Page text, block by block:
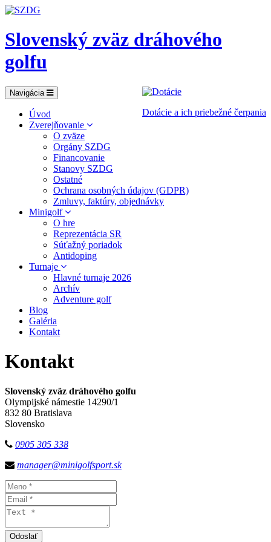
Slovenský zväz dráhového
golfu
Dotácie a ich priebežné čerpania
Navigácia
Úvod
Zverejňovanie
O zväze
Orgány SZDG
Financovanie
Stanovy SZDG
Ostatné
Ochrana osobných údajov (GDPR)
Zmluvy, faktúry, objednávky
Minigolf
O hre
Reprezentácia SR
Súťažný poriadok
Antidoping
Turnaje
Hlavné turnaje 2026
Archív
Adventure golf
Blog
Galéria
Kontakt
Kontakt
Slovenský zväz dráhového golfu
Olympijské námestie 14290/1
832 80 Bratislava
Slovensko
0905 305 338
manager@minigolfsport.sk
Odoslať